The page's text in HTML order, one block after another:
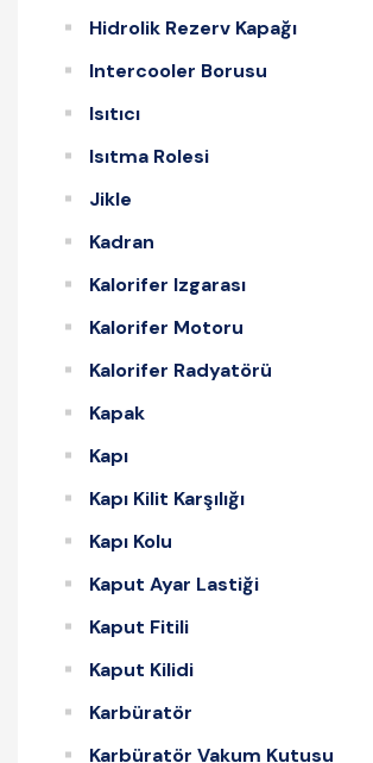
Hidrolik Rezerv Kapağı
Intercooler Borusu
Isıtıcı
Isıtma Rolesi
Jikle
Kadran
Kalorifer Izgarası
Kalorifer Motoru
Kalorifer Radyatörü
Kapak
Kapı
Kapı Kilit Karşılığı
Kapı Kolu
Kaput Ayar Lastiği
Kaput Fitili
Kaput Kilidi
Karbüratör
Karbüratör Vakum Kutusu